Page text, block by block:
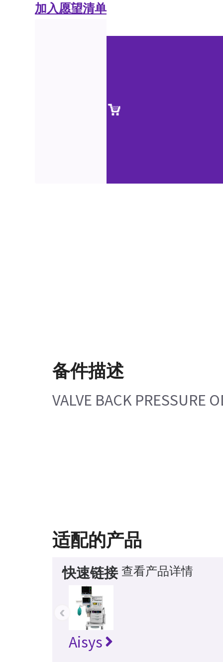
加入愿望清单
备件描述
VALVE BACK PRESSURE
适配的产品
快速链接 查看产品详情
Aisys
‹